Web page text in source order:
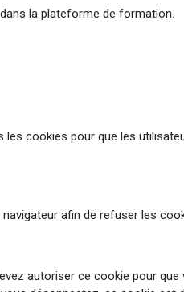
la plateforme de formation.
cookies pour que les
afin de refuser les
autoriser ce cookie pour